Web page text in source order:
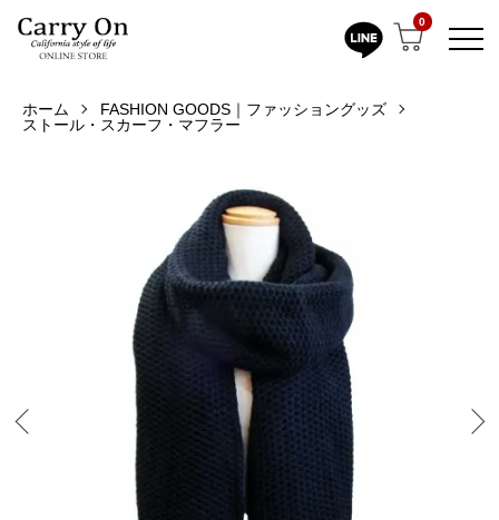
0
ホーム
FASHION GOODS｜ファッショングッズ
ストール・スカーフ・マフラー